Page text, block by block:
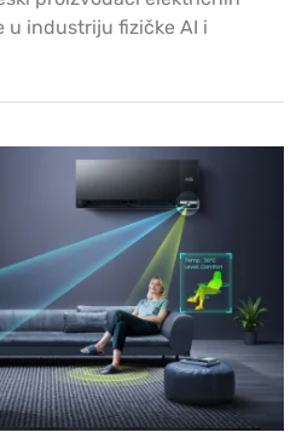
u industriju fizičke AI i